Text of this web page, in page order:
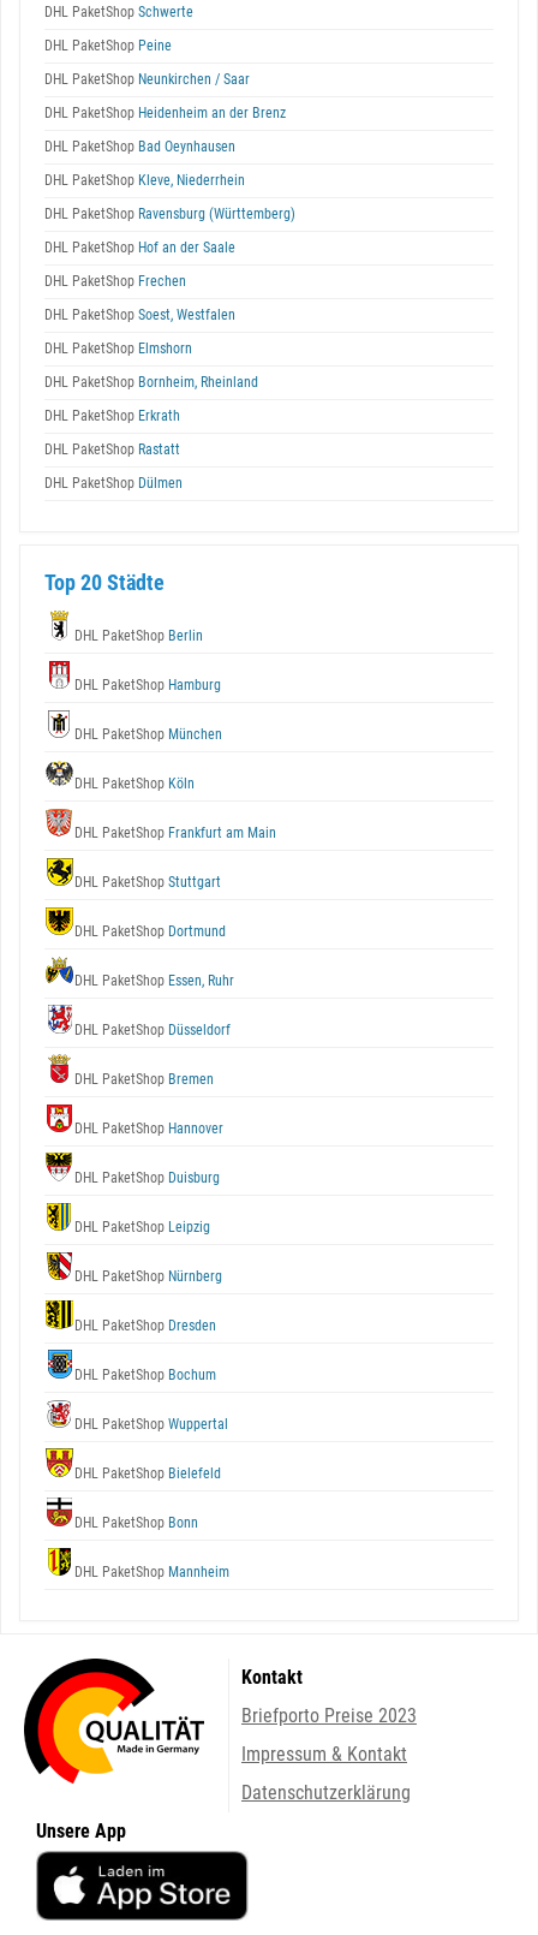
DHL PaketShop Schwerte
DHL PaketShop Peine
DHL PaketShop Neunkirchen / Saar
DHL PaketShop Heidenheim an der Brenz
DHL PaketShop Bad Oeynhausen
DHL PaketShop Kleve, Niederrhein
DHL PaketShop Ravensburg (Württemberg)
DHL PaketShop Hof an der Saale
DHL PaketShop Frechen
DHL PaketShop Soest, Westfalen
DHL PaketShop Elmshorn
DHL PaketShop Bornheim, Rheinland
DHL PaketShop Erkrath
DHL PaketShop Rastatt
DHL PaketShop Dülmen
Top 20 Städte
DHL PaketShop Berlin
DHL PaketShop Hamburg
DHL PaketShop München
DHL PaketShop Köln
DHL PaketShop Frankfurt am Main
DHL PaketShop Stuttgart
DHL PaketShop Dortmund
DHL PaketShop Essen, Ruhr
DHL PaketShop Düsseldorf
DHL PaketShop Bremen
DHL PaketShop Hannover
DHL PaketShop Duisburg
DHL PaketShop Leipzig
DHL PaketShop Nürnberg
DHL PaketShop Dresden
DHL PaketShop Bochum
DHL PaketShop Wuppertal
DHL PaketShop Bielefeld
DHL PaketShop Bonn
DHL PaketShop Mannheim
Kontakt
Briefporto Preise 2023
Impressum & Kontakt
Datenschutzerklärung
Unsere App